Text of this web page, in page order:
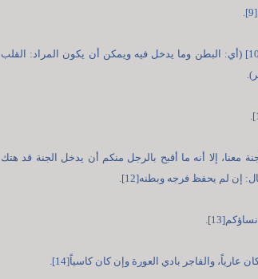
وأنه: لا تنسوا الجوف وما وعى[10] (أي: البطن وما يدخل فيه ويمكن أن يكون المراد: القلب
معنا، إلا أنه ما أقبح بالرجل منكم أن يدخل الجنة قد هتك
إن لم يحفظ فرجه وبطنه[12].
عارياً، والفاجر بادي العورة وإن كان كاسياً[14].